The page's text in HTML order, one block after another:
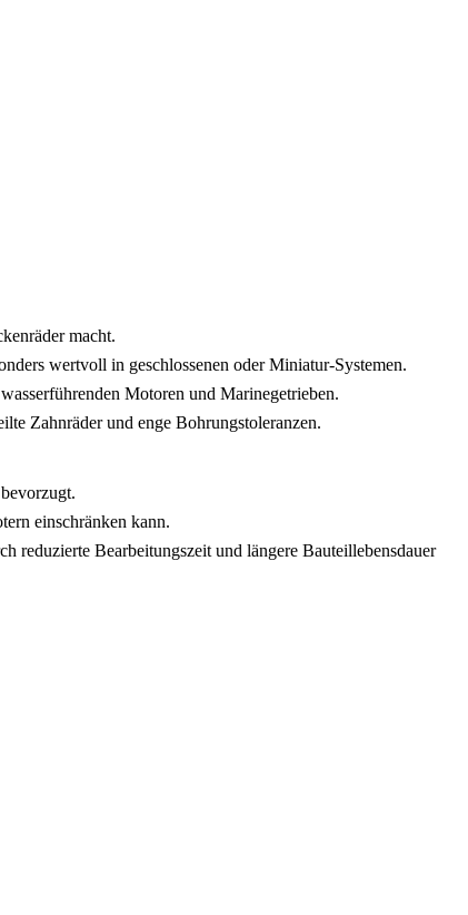
macht.
wertvoll in geschlossenen oder Miniatur-Systemen.
Motoren und Marinegetrieben.
Zahnräder und enge Bohrungstoleranzen.
einschränken kann.
reduzierte Bearbeitungszeit und längere Bauteillebensdauer